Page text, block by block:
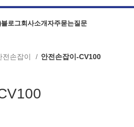
블로그회사소개자주묻는질문
전손잡이
안전손잡이-CV100